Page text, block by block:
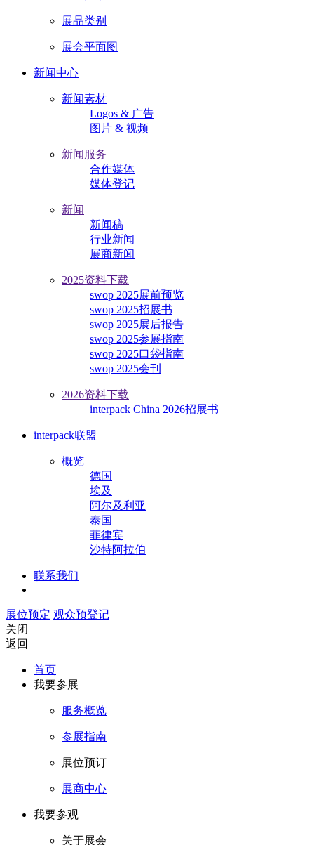
展品类别
展会平面图
新闻中心
新闻素材
Logos & 广告
图片 & 视频
新闻服务
合作媒体
媒体登记
新闻
新闻稿
行业新闻
展商新闻
2025资料下载
swop 2025展前预览
swop 2025招展书
swop 2025展后报告
swop 2025参展指南
swop 2025口袋指南
swop 2025会刊
2026资料下载
interpack China 2026招展书
interpack联盟
概览
德国
埃及
阿尔及利亚
泰国
菲律宾
沙特阿拉伯
联系我们
展位预定 观众预登记
关闭
返回
首页
我要参展
服务概览
参展指南
展位预订
展商中心
我要参观
关于展会